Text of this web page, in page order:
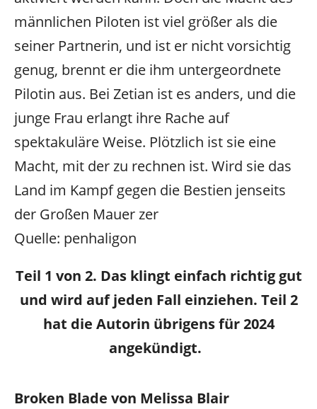
männlichen Piloten ist viel größer als die
seiner Partnerin, und ist er nicht vorsichtig
genug, brennt er die ihm untergeordnete
Pilotin aus. Bei Zetian ist es anders, und die
junge Frau erlangt ihre Rache auf
spektakuläre Weise. Plötzlich ist sie eine
Macht, mit der zu rechnen ist. Wird sie das
Land im Kampf gegen die Bestien jenseits
der Großen Mauer zer
Quelle: penhaligon
Teil 1 von 2. Das klingt einfach richtig gut
und wird auf jeden Fall einziehen. Teil 2
hat die Autorin übrigens für 2024
angekündigt.
Broken Blade von Melissa Blair